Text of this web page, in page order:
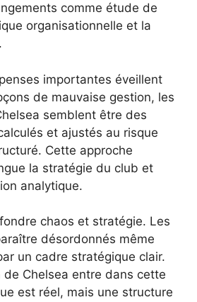
comme étude de
organisationnelle et la
importantes éveillent
de mauvaise gestion, les
semblent être des
et ajustés au risque
Cette approche
la stratégie du club et
analytique.
chaos et stratégie. Les
désordonnés même
un cadre stratégique clair.
Chelsea entre dans cette
est réel, mais une structure